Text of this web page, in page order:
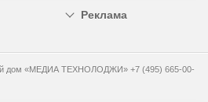
Реклама
дом «МЕДИА ТЕХНОЛОДЖИ» +7 (495) 665-00-